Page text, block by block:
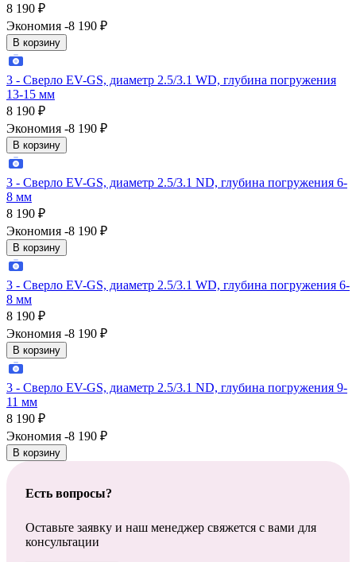
8 190 ₽
Экономия -8 190 ₽
В корзину
3 - Сверло EV-GS, диаметр 2.5/3.1 WD, глубина погружения
13-15 мм
8 190 ₽
Экономия -8 190 ₽
В корзину
3 - Сверло EV-GS, диаметр 2.5/3.1 ND, глубина погружения 6-
8 мм
8 190 ₽
Экономия -8 190 ₽
В корзину
3 - Сверло EV-GS, диаметр 2.5/3.1 WD, глубина погружения 6-
8 мм
8 190 ₽
Экономия -8 190 ₽
В корзину
3 - Сверло EV-GS, диаметр 2.5/3.1 ND, глубина погружения 9-
11 мм
8 190 ₽
Экономия -8 190 ₽
В корзину
Есть вопросы?
Оставьте заявку и наш менеджер свяжется с вами для
консультации